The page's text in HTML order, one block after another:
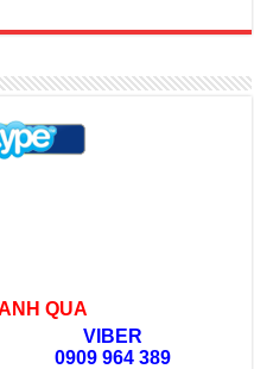
QUA
VIBER
0909 964 389